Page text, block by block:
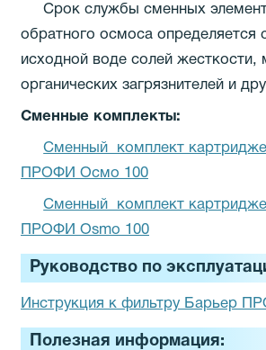
Срок службы сменных
обратного осмоса определяется
исходной воде солей жесткости,
органических загрязнителей и
Сменные комплекты:
Сменный комплект
ПРОФИ Осмо 100
Сменный комплект
ПРОФИ Osmo 100
Руководство по
Инструкция к фильтру Барьер
Полезная информация: